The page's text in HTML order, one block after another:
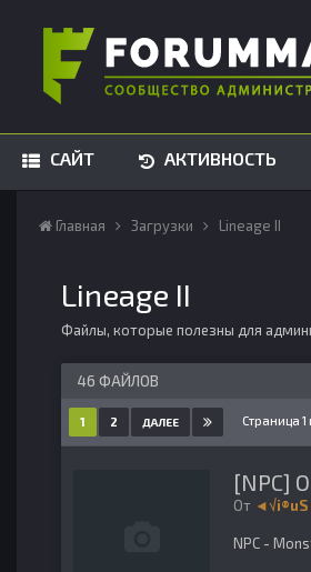
САЙТ АКТИВНОСТЬ
Главная Загрузки Lineage II
Lineage II
Файлы, которые полезны для
46 ФАЙЛОВ
1 2 ДАЛЕЕ Страница 1
[NPC]
От
NPC -